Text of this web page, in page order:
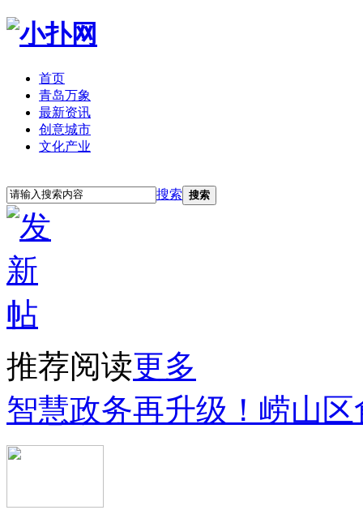
首页
青岛万象
最新资讯
创意城市
文化产业
搜索 搜索
推荐阅读更多
智慧政务再升级！崂山